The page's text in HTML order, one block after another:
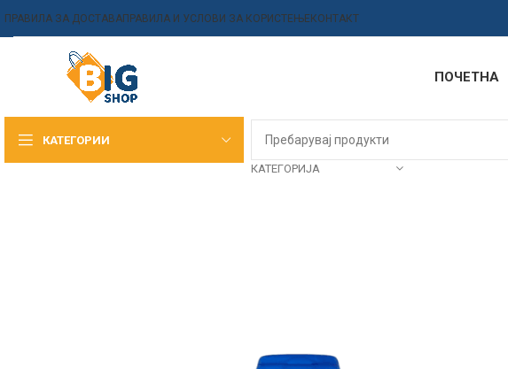
ПРАВИЛА ЗА ДОСТАВАПРАВИЛА И УСЛОВИ ЗА КОРИСТЕЊЕКОНТАКТ
ПОЧЕТНА
КАТЕГОРИИ
КАТЕГОРИЈА